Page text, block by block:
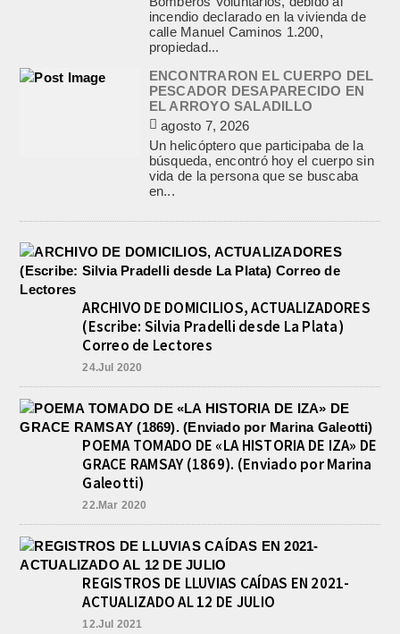
incendio declarado en la vivienda de
calle Manuel Caminos 1.200,
propiedad...
ENCONTRARON EL CUERPO DEL
PESCADOR DESAPARECIDO EN
EL ARROYO SALADILLO
agosto 7, 2026
Un helicóptero que participaba de la
búsqueda, encontró hoy el cuerpo sin
vida de la persona que se buscaba
en...
ARCHIVO DE DOMICILIOS, ACTUALIZADORES
(Escribe: Silvia Pradelli desde La Plata)
Correo de Lectores
24.Jul 2020
POEMA TOMADO DE «LA HISTORIA DE IZA» DE
GRACE RAMSAY (1869). (Enviado por Marina
Galeotti)
22.Mar 2020
REGISTROS DE LLUVIAS CAÍDAS EN 2021-
ACTUALIZADO AL 12 DE JULIO
12.Jul 2021